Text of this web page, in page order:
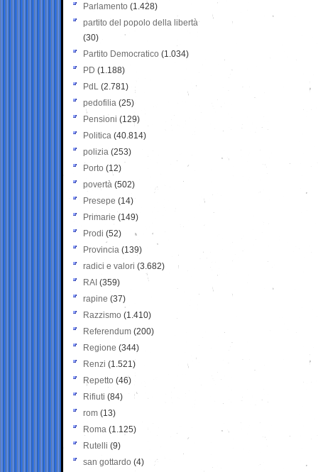
Parlamento (1.428)
partito del popolo della libertà
(30)
Partito Democratico (1.034)
PD (1.188)
PdL (2.781)
pedofilia (25)
Pensioni (129)
Politica (40.814)
polizia (253)
Porto (12)
povertà (502)
Presepe (14)
Primarie (149)
Prodi (52)
Provincia (139)
radici e valori (3.682)
RAI (359)
rapine (37)
Razzismo (1.410)
Referendum (200)
Regione (344)
Renzi (1.521)
Repetto (46)
Rifiuti (84)
rom (13)
Roma (1.125)
Rutelli (9)
san gottardo (4)